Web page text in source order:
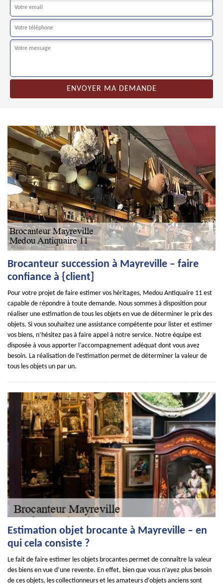
Brocanteur succession à Mayreville – faire
confiance à {client]
Pour votre projet de faire estimer vos héritages, Medou Antiquaire 11 est
capable de répondre à toute demande. Nous sommes à disposition pour
réaliser une estimation de tous les objets en vue de déterminer le prix des
objets. Si vous souhaitez une assistance compétente pour lister et estimer
vos biens, n’hésitez pas à faire appel à notre service. Notre équipe est
disposée à vous apporter l’accompagnement adéquat dont vous avez
besoin. La réalisation de l’estimation permet de déterminer la valeur de
tous les objets un par un.
Estimation objet brocante à Mayreville – en
qui cela consiste ?
Le fait de faire estimer les objets brocantes permet de connaître la valeur
des biens en vue d’une revente. En effet, bien que vous n’ayez plus besoin
de ces objets, les collectionneurs et les amateurs d’objets anciens sont